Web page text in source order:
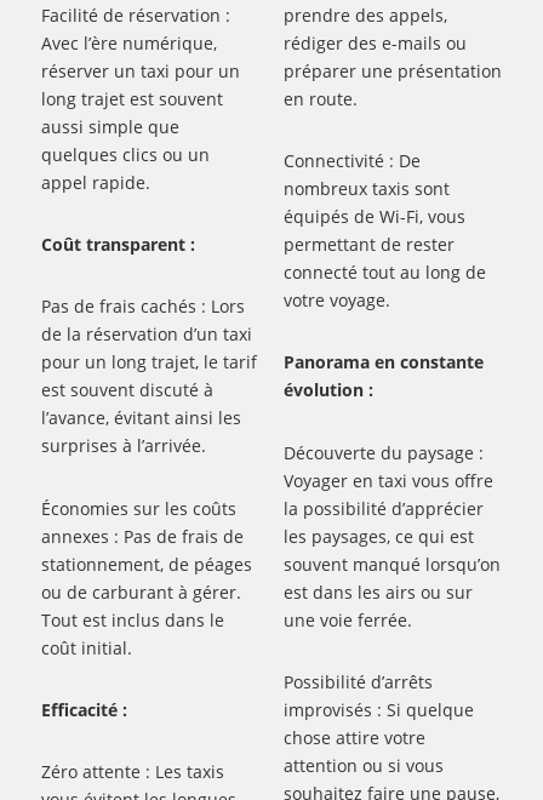
Facilité de réservation :
Avec l’ère numérique,
réserver un taxi pour un
long trajet est souvent
aussi simple que
quelques clics ou un
appel rapide.
Coût transparent :
Pas de frais cachés : Lors
de la réservation d’un taxi
pour un long trajet, le tarif
est souvent discuté à
l’avance, évitant ainsi les
surprises à l’arrivée.
Économies sur les coûts
annexes : Pas de frais de
stationnement, de péages
ou de carburant à gérer.
Tout est inclus dans le
coût initial.
Efficacité :
Zéro attente : Les taxis
prendre des appels,
rédiger des e-mails ou
préparer une présentation
en route.
Connectivité : De
nombreux taxis sont
équipés de Wi-Fi, vous
permettant de rester
connecté tout au long de
votre voyage.
Panorama en constante
évolution :
Découverte du paysage :
Voyager en taxi vous offre
la possibilité d’apprécier
les paysages, ce qui est
souvent manqué lorsqu’on
est dans les airs ou sur
une voie ferrée.
Possibilité d’arrêts
improvisés : Si quelque
chose attire votre
attention ou si vous
souhaitez faire une pause,